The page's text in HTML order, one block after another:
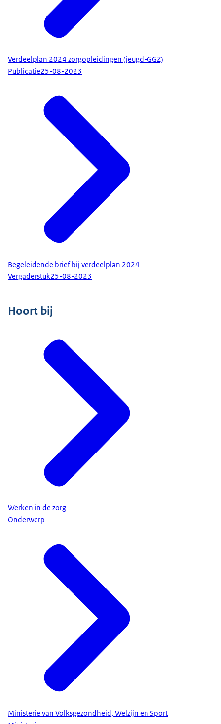
Verdeelplan 2024 zorgopleidingen (jeugd-GGZ)
Publicatie25-08-2023
Begeleidende brief bij verdeelplan 2024
Vergaderstuk25-08-2023
Hoort bij
Werken in de zorg
Onderwerp
Ministerie van Volksgezondheid, Welzijn en Sport